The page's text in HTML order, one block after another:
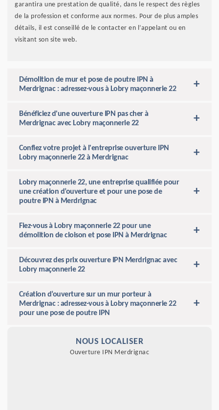
garantira une prestation de qualité, dans le respect des règles
de la profession et conforme aux normes. Pour de plus amples
détails, il est conseillé de le contacter en l’appelant ou en
visitant son site web.
Démolition de mur et pose de poutre IPN à
Merdrignac : adressez-vous à Lobry maçonnerie 22
Bénéficiez d'une ouverture IPN pas cher à
Merdrignac avec Lobry maçonnerie 22
Confiez votre projet à l'entreprise ouverture IPN
Lobry maçonnerie 22 à Merdrignac
Lobry maçonnerie 22, une entreprise qualifiée pour
une création d’ouverture et pour une pose de
poutre IPN à Merdrignac
Fiez-vous à Lobry maçonnerie 22 pour une
démolition de cloison et pose IPN à Merdrignac
Découvrez des prix ouverture IPN Merdrignac avec
Lobry maçonnerie 22
Création d’ouverture sur un mur porteur à
Merdrignac : adressez-vous à Lobry maçonnerie 22
pour une pose de poutre IPN
NOUS LOCALISER
Ouverture IPN Merdrignac